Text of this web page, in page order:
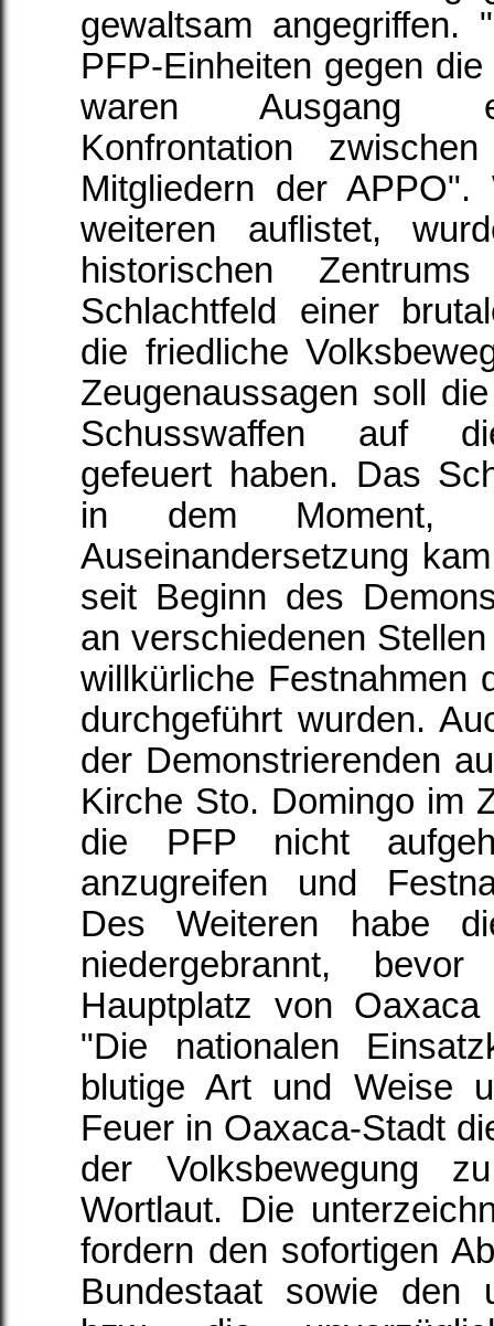
gewaltsam angegriffen.
PFP-Einheiten gegen
waren Ausgang
Konfrontation
Mitgliedern der
weiteren auflistet,
historischen
Schlachtfeld einer
die friedliche
Zeugenaussagen soll
Schusswaffen auf
gefeuert haben. Das
in dem
Auseinandersetzung
seit Beginn des
an verschiedenen
willkürliche Festnahmen
durchgeführt wurden.
der Demonstrierenden
Kirche Sto. Domingo im
die PFP nicht
anzugreifen und
Des Weiteren habe
niedergebrannt,
Hauptplatz von
"Die nationalen
blutige Art und Weise
Feuer in Oaxaca-Stadt
der Volksbewegung
Wortlaut. Die
fordern den sofortigen
Bundestaat sowie den